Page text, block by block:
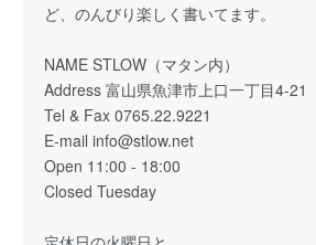
ど、のんびり楽しく書いてます。
NAME STLOW（マタン内）
Address 富山県魚津市上口一丁目4-21
Tel & Fax 0765.22.9221
E-mail info@stlow.net
Open 11:00 - 18:00
Closed Tuesday